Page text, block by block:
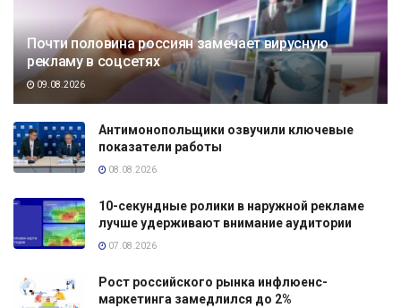
Почти половина россиян замечает вирусную
рекламу в соцсетях
09.08.2026
Антимонопольщики озвучили ключевые
показатели работы
08.08.2026
10-секундные ролики в наружной рекламе
лучше удерживают внимание аудитории
07.08.2026
Рост российского рынка инфлюенс-
маркетинга замедлился до 2%